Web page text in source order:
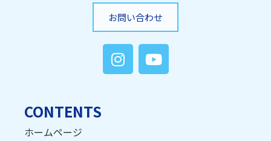
お問い合わせ
CONTENTS
ホームページ